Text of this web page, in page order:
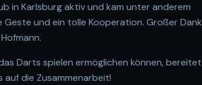
in Karlsburg aktiv und kam unter anderem
und ein tolle Kooperation. Großer Dank
Darts spielen ermöglichen können, bereitet
auf die Zusammenarbeit!